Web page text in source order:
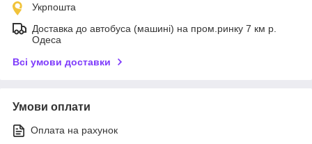
Укрпошта
Доставка до автобуса (машині) на пром.ринку 7 км р.
Одеса
Всі умови доставки
Умови оплати
Оплата на рахунок